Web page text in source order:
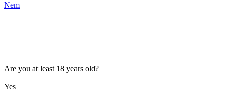
Nem
Are you at least 18 years old?
Yes